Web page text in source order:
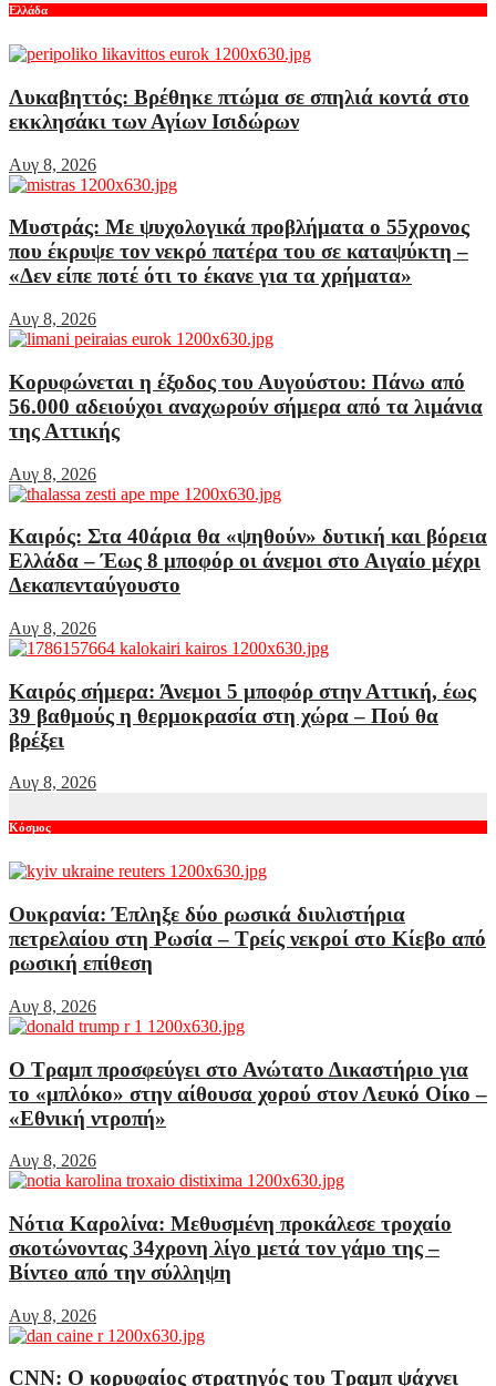
Ελλάδα
Λυκαβηττός: Βρέθηκε πτώμα σε σπηλιά κοντά στο
εκκλησάκι των Αγίων Ισιδώρων
Αυγ 8, 2026
Μυστράς: Με ψυχολογικά προβλήματα ο 55χρονος
που έκρυψε τον νεκρό πατέρα του σε καταψύκτη –
«Δεν είπε ποτέ ότι το έκανε για τα χρήματα»
Αυγ 8, 2026
Κορυφώνεται η έξοδος του Αυγούστου: Πάνω από
56.000 αδειούχοι αναχωρούν σήμερα από τα λιμάνια
της Αττικής
Αυγ 8, 2026
Καιρός: Στα 40άρια θα «ψηθούν» δυτική και βόρεια
Ελλάδα – Έως 8 μποφόρ οι άνεμοι στο Αιγαίο μέχρι
Δεκαπενταύγουστο
Αυγ 8, 2026
Καιρός σήμερα: Άνεμοι 5 μποφόρ στην Αττική, έως
39 βαθμούς η θερμοκρασία στη χώρα – Πού θα
βρέξει
Αυγ 8, 2026
Κόσμος
Ουκρανία: Έπληξε δύο ρωσικά διυλιστήρια
πετρελαίου στη Ρωσία – Τρείς νεκροί στο Κίεβο από
ρωσική επίθεση
Αυγ 8, 2026
Ο Τραμπ προσφεύγει στο Ανώτατο Δικαστήριο για
το «μπλόκο» στην αίθουσα χορού στον Λευκό Οίκο –
«Εθνική ντροπή»
Αυγ 8, 2026
Νότια Καρολίνα: Μεθυσμένη προκάλεσε τροχαίο
σκοτώνοντας 34χρονη λίγο μετά τον γάμο της –
Βίντεο από την σύλληψη
Αυγ 8, 2026
CNN: Ο κορυφαίος στρατηγός του Τραμπ ψάχνει